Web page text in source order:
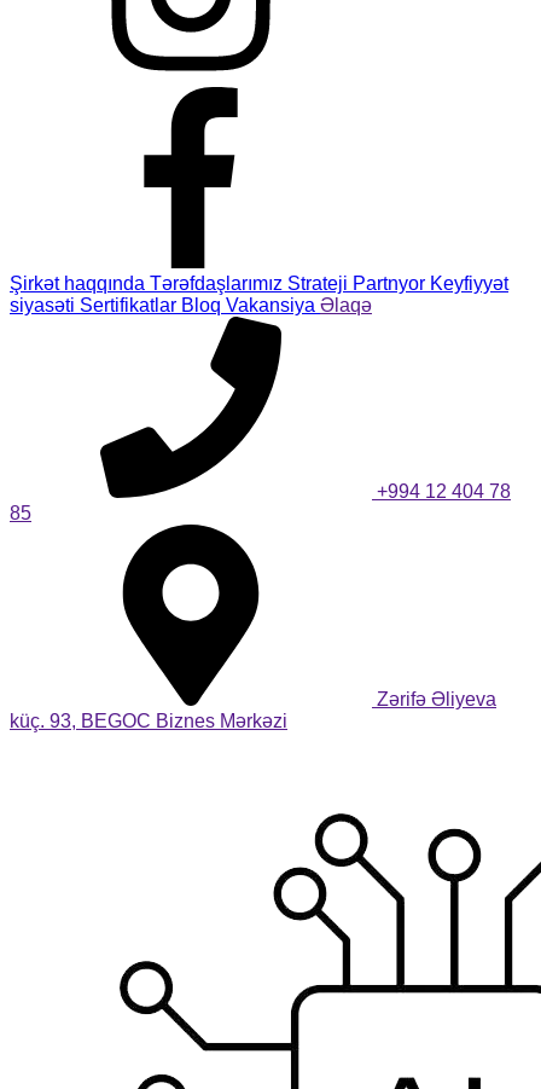
Şirkət haqqında Tərəfdaşlarımız Strateji Partnyor Keyfiyyət
siyasəti Sertifikatlar Bloq Vakansiya Əlaqə
+994 12 404 78
85
Zərifə Əliyeva
küç. 93, BEGOC Biznes Mərkəzi